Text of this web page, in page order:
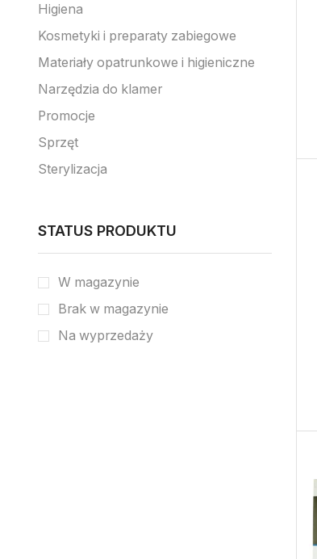
Higiena
Kosmetyki i preparaty zabiegowe
Materiały opatrunkowe i higieniczne
Narzędzia do klamer
Promocje
Sprzęt
Sterylizacja
STATUS PRODUKTU
W magazynie
Brak w magazynie
Na wyprzedaży